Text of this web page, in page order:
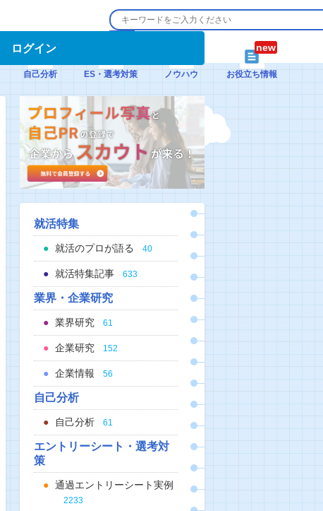
自己分析 ES・選考対策 ノウハウ お役立ち情報
ログイン
就活特集
就活のプロが語る 40
就活特集記事 633
業界・企業研究
業界研究 61
企業研究 152
企業情報 56
自己分析
自己分析 61
エントリーシート・選考対
策
通過エントリーシート実例
2233